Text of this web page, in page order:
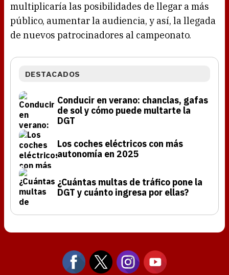
multiplicaría las posibilidades de llegar a más
público, aumentar la audiencia, y así, la llegada
de nuevos patrocinadores al campeonato.
DESTACADOS
Conducir en verano: chanclas, gafas
de sol y cómo puede multarte la
DGT
Los coches eléctricos con más
autonomía en 2025
¿Cuántas multas de tráfico pone la
DGT y cuánto ingresa por ellas?